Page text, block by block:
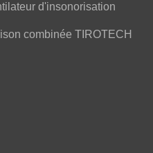
d'insonorisation
combinée TIROTECH